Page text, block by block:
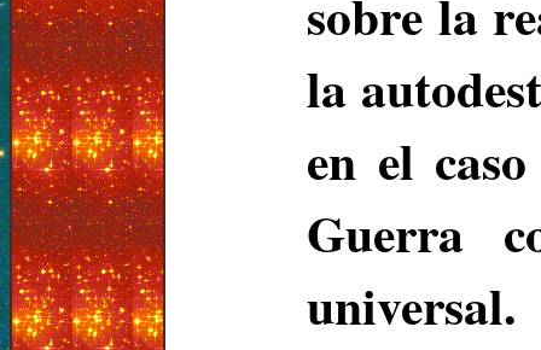
sobre la
la
en el
Guerra
universal.